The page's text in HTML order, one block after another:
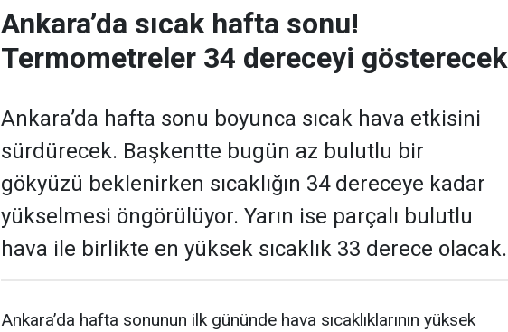
Ankara’da sıcak hafta sonu!
Termometreler 34 dereceyi gösterecek
Ankara’da hafta sonu boyunca sıcak hava etkisini
sürdürecek. Başkentte bugün az bulutlu bir
gökyüzü beklenirken sıcaklığın 34 dereceye kadar
yükselmesi öngörülüyor. Yarın ise parçalı bulutlu
hava ile birlikte en yüksek sıcaklık 33 derece olacak.
Ankara’da hafta sonunun ilk gününde hava sıcaklıklarının yüksek